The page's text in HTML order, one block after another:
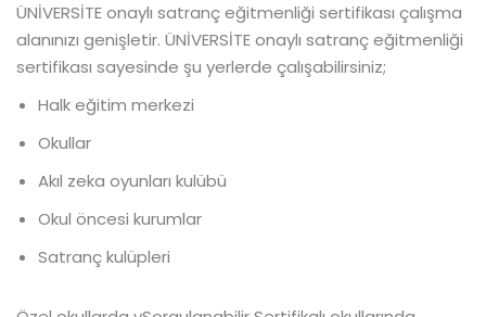
ÜNİVERSİTE onaylı satranç eğitmenliği sertifikası çalışma
alanınızı genişletir. ÜNİVERSİTE onaylı satranç eğitmenliği
sertifikası sayesinde şu yerlerde çalışabilirsiniz;
Halk eğitim merkezi
Okullar
Akıl zeka oyunları kulübü
Okul öncesi kurumlar
Satranç kulüpleri